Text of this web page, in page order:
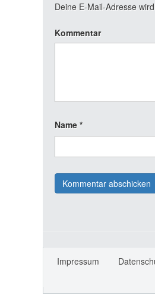
Deine E-Mail-Adresse
Kommentar
Name *
Impressum